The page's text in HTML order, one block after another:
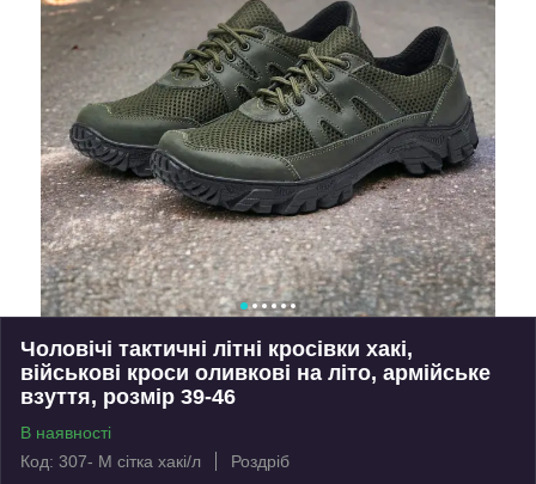
Чоловічі тактичні літні кросівки хакі,
військові кроси оливкові на літо, армійське
взуття, розмір 39-46
В наявності
Код: 307- М сітка хакі/л
Роздріб